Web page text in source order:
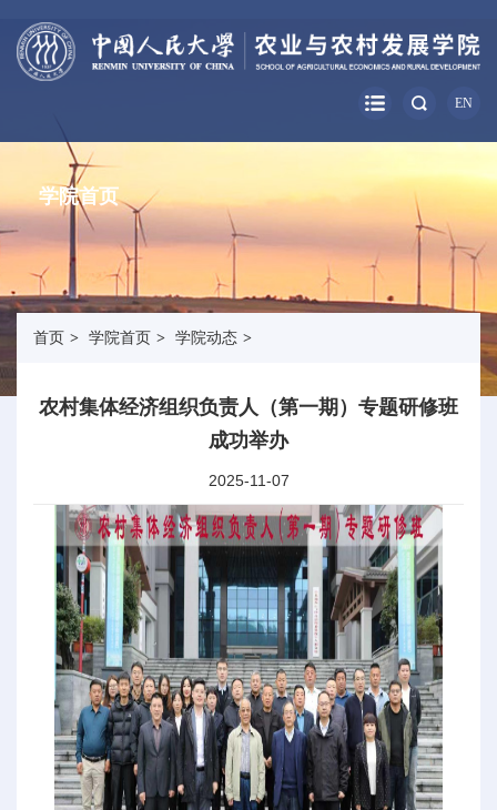
EN
学院首页
首页 > 学院首页 > 学院动态 >
农村集体经济组织负责人（第一期）专题研修班
成功举办
2025-11-07